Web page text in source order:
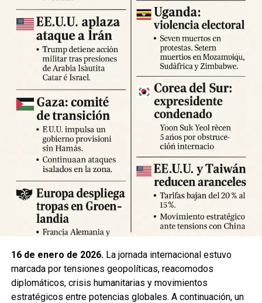
Expertos advierten sobre la posibilidad de réplicas
significativas y llaman a mantener la calma y preparar
suministros básicos. Las autoridades locales han
habilitado centros de atención para damnificados y piden a
la ciudadanía priorizar la seguridad y la cooperación con
los equipos de respuesta.
Fuente: 5to Poder Agencia de Noticias
16 de enero de 2026.La jornada internacional estuvo
marcada por tensiones geopolíticas, reacomodos
diplomáticos, crisis humanitarias y movimientos
estratégicos entre potencias globales. A continuación, un